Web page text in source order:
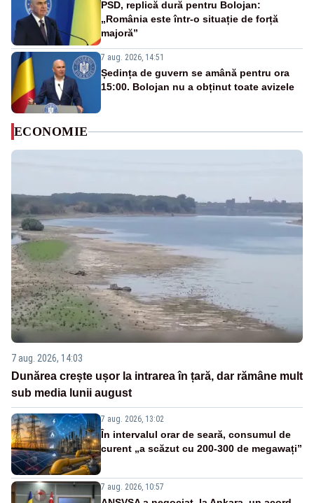
PSD, replică dură pentru Bolojan:
„România este într-o situație de forță
majoră”
7 aug. 2026, 14:51
Ședința de guvern se amână pentru ora
15:00. Bolojan nu a obținut toate avizele
ECONOMIE
7 aug. 2026, 14:03
Dunărea crește ușor la intrarea în țară, dar rămâne mult
sub media lunii august
7 aug. 2026, 13:02
În intervalul orar de seară, consumul de
curent „a scăzut cu 200-300 de megawați”
7 aug. 2026, 10:57